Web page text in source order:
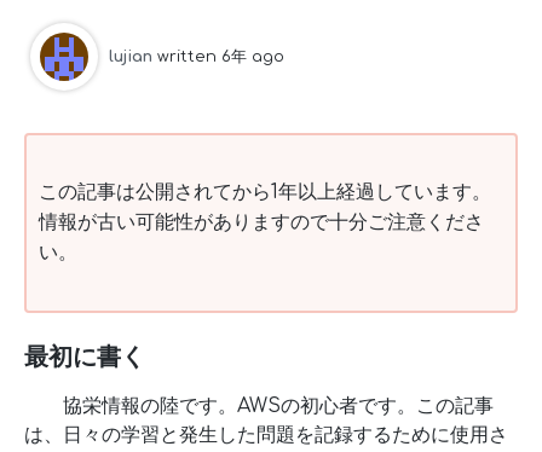
lujian written 6年 ago
この記事は公開されてから1年以上経過しています。
情報が古い可能性がありますので十分ご注意くださ
い。
最初に書く
協栄情報の陸です。AWSの初心者です。この記事
は、日々の学習と発生した問題を記録するために使用さ